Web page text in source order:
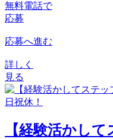
無料電話で
応募
応募へ進む
詳しく
見る
【経験活かし